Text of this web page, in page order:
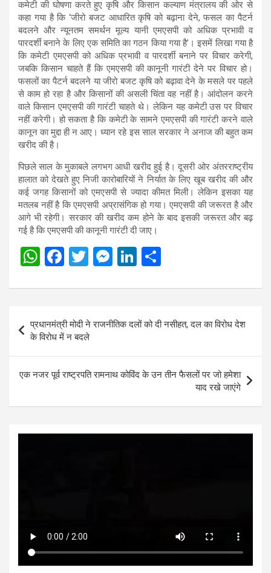
कमेटी की घोषणा करते हुए कृषि और किसान कल्याण मंत्रालय की ओर से
कहा गया है कि ‘जीरो बजट आधारित कृषि को बढ़ाना देने, फसल का पैटर्न
बदलने और न्यूनतम समर्थन मूल्य यानी एमएसपी को अधिक प्रभावी व
पारदर्शी बनाने के लिए एक समिति का गठन किया गया है’। इसमें लिखा गया है
कि कमेटी एमएसपी को अधिक प्रभावी व पारदर्शी बनाने पर विचार करेगी,
जबकि किसान चाहते हैं कि एमएसपी की कानूनी गारंटी देने पर विचार हो।
फसलों का पैटर्न बदलने या जीरो बजट कृषि को बढ़ावा देने के मसले पर पहले
से काम हो रहा है और किसानों की असली चिंता वह नहीं है। आंदोलन करने
वाले किसान एमएसपी की गारंटी चाहते थे। लेकिन यह कमेटी उस पर विचार
नहीं करेगी। हो सकता है कि कमेटी के सामने एमएसपी की गारंटी करने वाले
कानून का मुद्दा ही न आए। ध्यान रहे इस साल सरकार ने अनाज की बहुत कम
खरीद की है।
पिछले साल के मुकाबले लगभग आधी खरीद हुई है। दूसरी ओर अंतरराष्ट्रीय
हालात को देखते हुए निजी कारोबारियों ने निर्यात के लिए खूब खरीद की और
कई जगह किसानों को एमएसपी से ज्यादा कीमत मिली। लेकिन इसका यह
मतलब नहीं है कि एमएसपी अप्रासंगिक हो गया। एमएसपी की जरूरत है और
आगे भी रहेगी। सरकार की खरीद कम होने के बाद इसकी जरूरत और बढ़
गई है कि एमएसपी की कानूनी गारंटी दी जाए।
W
at
A
p
p
F
ce
b
o
o
k
T
tt
er
M
se
n
g
er
Li
ke
dI
n
ar
navigation
प्रधानमंत्री मोदी ने राजनीतिक दलों को दी नसीहत, दल का विरोध देश
के विरोध में न बदले
एक नजर पूर्व राष्ट्रपति रामनाथ कोविंद के उन तीन फैसलों पर जो हमेशा
याद रखे जाएंगे